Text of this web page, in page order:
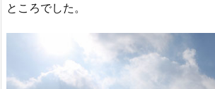
ところでした。